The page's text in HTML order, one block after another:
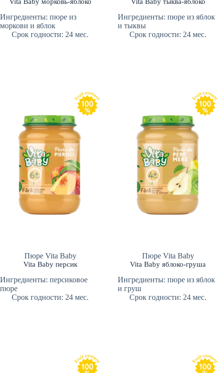
Ингредиенты: пюре из
моркови и яблок
Срок годности: 24 мес.
Ингредиенты: пюре из яблок
и тыквы
Срок годности: 24 мес.
Пюре Vita Baby
Vita Baby персик
Ингредиенты: персиковое
пюре
Срок годности: 24 мес.
Пюре Vita Baby
Vita Baby яблоко-груша
Ингредиенты: пюре из яблок
и груш
Срок годности: 24 мес.